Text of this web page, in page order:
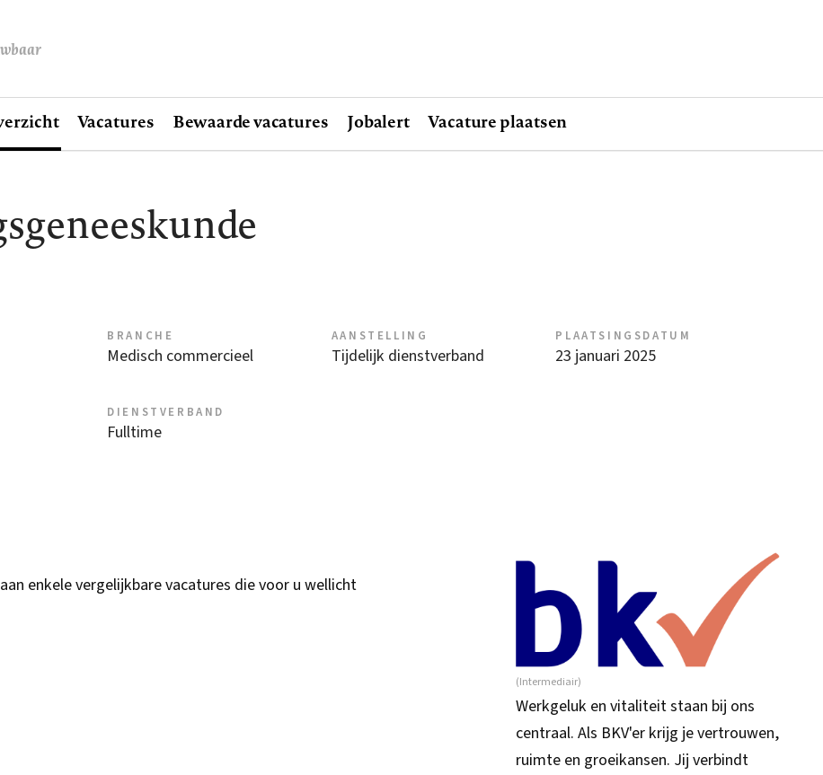
Vacatures Bewaarde vacatures Jobalert Vacature plaatsen
BRANCHE
Medisch commercieel
AANSTELLING
Tijdelijk dienstverband
PLAATSINGSDATUM
23 januari 2025
DIENSTVERBAND
Fulltime
enkele vergelijkbare vacatures die voor u wellicht
(Intermediair)
Werkgeluk en vitaliteit staan bij ons
centraal. Als BKV'er krijg je vertrouwen,
ruimte en groeikansen. Jij verbindt